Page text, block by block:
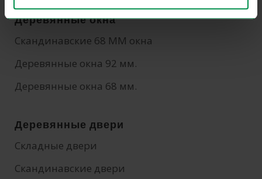
Деревянные окна
Скандинавские 68 MM окна
Деревянные окна 92 мм.
Деревянные окна 68 мм.
Деревянные двери
Складные двери
Скандинавские двери